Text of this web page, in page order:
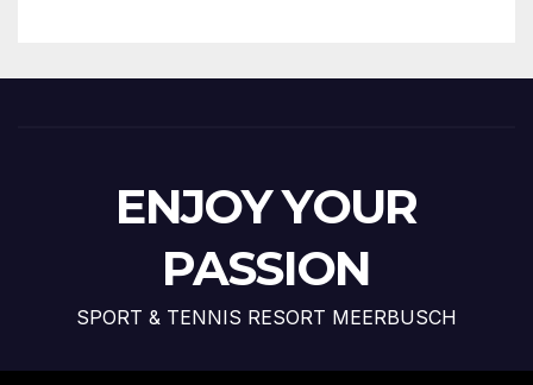
ENJOY YOUR
PASSION
SPORT & TENNIS RESORT MEERBUSCH